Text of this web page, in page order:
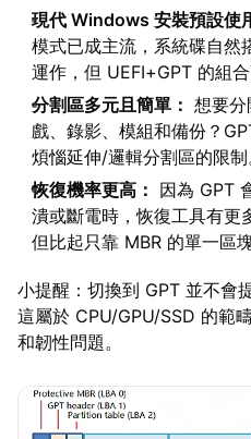
現代 Windows 安裝預設使
模式已成主流，系統碟自然
運作，但 UEFI+GPT 的組合
分割區多元且簡單： 想要分
戲、錄影、模組和備份？
煩惱延伸/邏輯分割區的限制
恢復機率更高： 因為 GPT
潰或斷電時，恢復工具有更
但比起只靠 MBR 的單一區
小提醒：切換到 GPT 並不會
這屬於 CPU/GPU/SSD 的範
和韌性問題。